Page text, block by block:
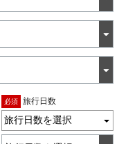
必須 旅行日数
旅行日数を選択